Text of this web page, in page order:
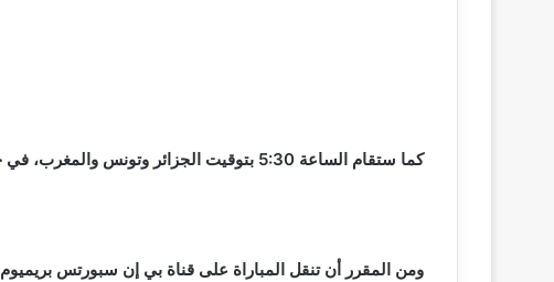
كما ستقام الساعة 5:30 بتوقيت الجزائر وتونس والمغرب، في حين ستقام الساعة 8:30 بتوقيت الإمارات.
ومن المقرر أن تنقل المباراة على قناة بي إن سبورتس بريميوم 2، وسيعلق عليها المعلق الرياضي علي محمد علي.